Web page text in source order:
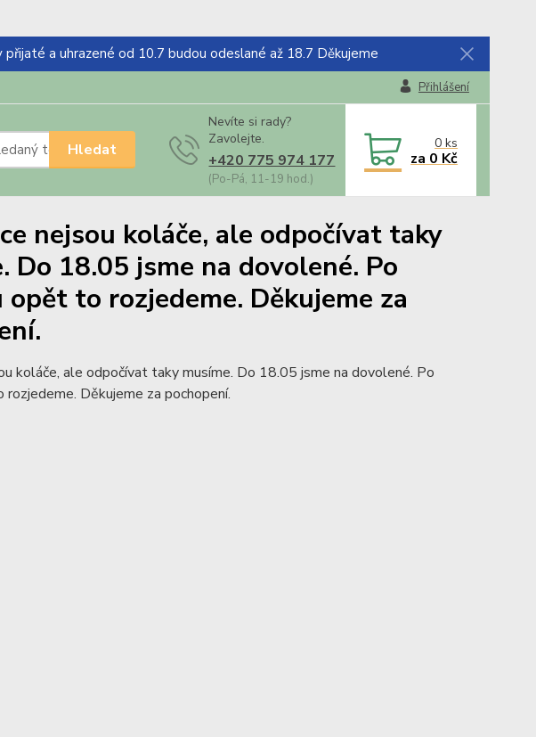
a uhrazené od 10.7 budou odeslané až 18.7 Děkujeme
Přihlášení
Hledat
Nevíte si rady?
Zavolejte.
+420 775 974 177
(Po-Pá, 11-19 hod.)
0ks
za 0 Kč
nejsou koláče, ale odpočívat taky
Do 18.05 jsme na dovolené. Po
to rozjedeme. Děkujeme za
koláče, ale odpočívat taky musíme. Do 18.05 jsme na dovolené. Po
Děkujeme za pochopení.